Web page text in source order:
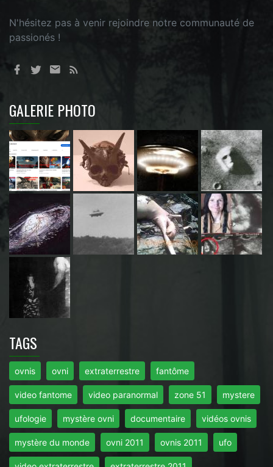
N'hésitez pas à venir rejoindre notre communauté de
passionés !
GALERIE PHOTO
TAGS
ovnis ovni extraterrestre fantôme
video fantome video paranormal zone 51 mystere
ufologie mystère ovni documentaire vidéos ovnis
mystère du monde ovni 2011 ovnis 2011 ufo